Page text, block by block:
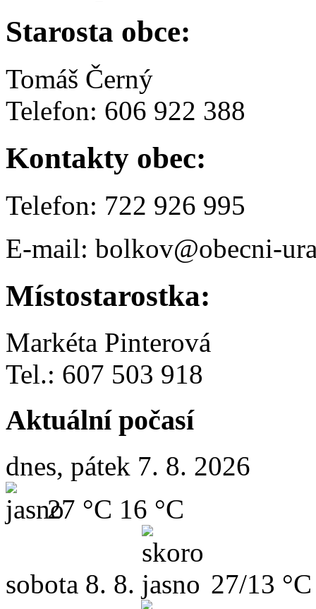
Starosta obce:
Tomáš Černý
Telefon: 606 922 388
Kontakty obec:
Telefon: 722 926 995
E-mail: bolkov@obecni-
Místostarostka:
Markéta Pinterová
Tel.: 607 503 918
Aktuální počasí
dnes, pátek 7. 8. 2026
27 °C 16 °C
sobota 8. 8. 27/13 °C